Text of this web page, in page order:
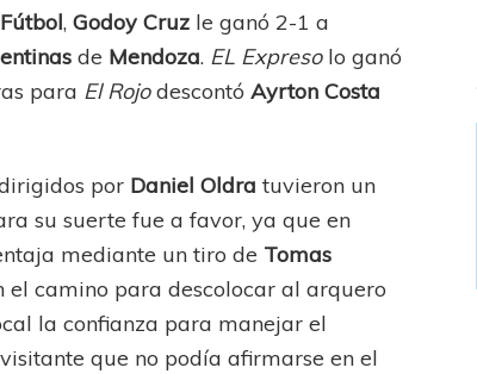
fue
mucho
para
el
,Godoy Cruz le ganó 2-1 a
de Mendoza. EL Expreso lo ganó
para El RojodescontóAyrton Costa
por Daniel Oldratuvieron un
su suerte fue a favor, ya que en
mediante un tiro de Tomas
el camino para descolocar al arquero
la confianza para manejar el
que no podía afirmarse en el